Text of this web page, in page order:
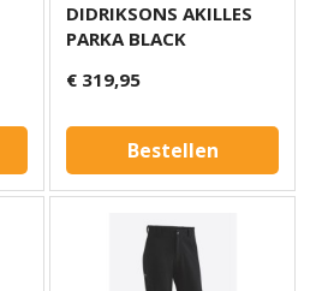
DIDRIKSONS AKILLES
PARKA BLACK
€ 319,95
Bestellen